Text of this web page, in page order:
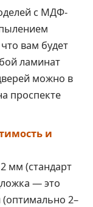
с МДФ-
вам будет
ламинат
можно в
проспекте
и
мм (стандарт
— это
2–